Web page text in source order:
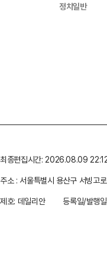
정치일반
최종편집시간: 2026.08.09
주소 : 서울특별시 용산구 서빙고
제호: 데일리안
등록일/발행